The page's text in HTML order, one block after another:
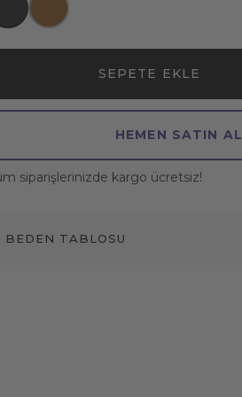
SEPETE EKLE
HEMEN SATIN AL
siparişlerinizde kargo ücretsiz!
BEDEN TABLOSU